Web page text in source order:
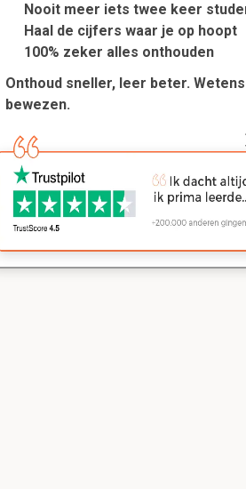
Nooit meer iets twee keer
Haal de cijfers waar je op hoopt
100% zeker alles onthouden
Onthoud sneller, leer beter.
bewezen.